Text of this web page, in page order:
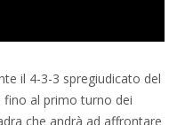
il 4-3-3 spregiudicato del
fino al primo turno dei
che andrà ad affrontare